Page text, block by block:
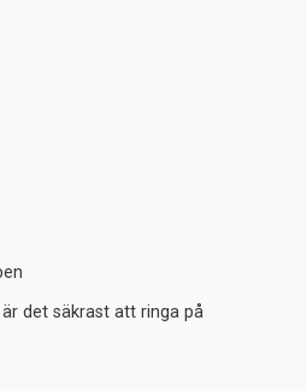
det säkrast att ringa på